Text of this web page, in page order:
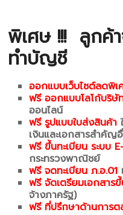
พิเศษ !!! ลูกค้
ทำบัญชี
ออกแบบเว็บไซต์ลดพิ
ฟรี ออกแบบโลโก้บริ
ออนไลน์
ฟรี รูปแบบใบส่งสินค้า
เงินและเอกสารสำคัญ
ฟรี ขึ้นทะเบียน ระบบ
กระทรวงพาณิชย์
ฟรี จดทะเบียน ภ.อ.01
ฟรี จัดเตรียมเอกสาร
จ้างภาครัฐ)
ฟรี ที่ปรึกษาด้านการต